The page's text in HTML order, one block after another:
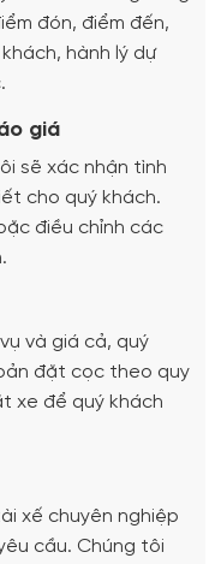
đón, điểm đến,
hành lý dự
giá
sẽ xác nhận tình
cho quý khách.
điều chỉnh các
và giá cả, quý
đặt cọc theo quy
xe để quý khách
xế chuyên nghiệp
cầu. Chúng tôi